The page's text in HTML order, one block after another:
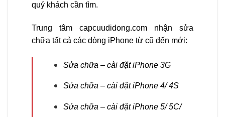
quý khách cần tìm.
Trung tâm capcuudidong.com nhận sửa
chữa tất cả các dòng iPhone từ cũ đến mới:
Sửa chữa – cài đặt iPhone 3G
Sửa chữa – cài đặt iPhone 4/ 4S
Sửa chữa – cài đặt iPhone 5/ 5C/